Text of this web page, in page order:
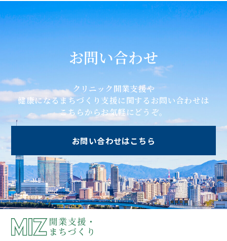
お問い合わせ
クリニック開業支援や
健康になるまちづくり支援に関するお問い合わせは
こちらからお気軽にどうぞ。
お問い合わせはこちら